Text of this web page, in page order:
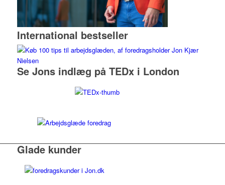
International bestseller
Se Jons indlæg på TEDx i London
Glade kunder